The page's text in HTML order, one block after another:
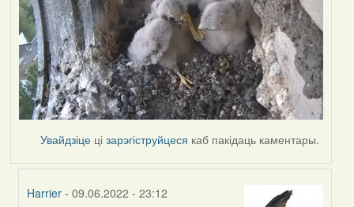
Увайдзіце цізарэгіструйцеся каб пакідаць каментары.
Harrier - 09.06.2022 - 23:12